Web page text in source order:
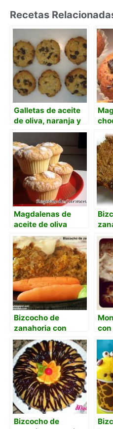
Recetas
Galletas de aceite
de oliva, naranja y
chocolate negro
Magdalenas de
aceite de oliva
Bizcocho de
zanahoria con
nueces y glaseado
de queso crema
con
Bizcocho de